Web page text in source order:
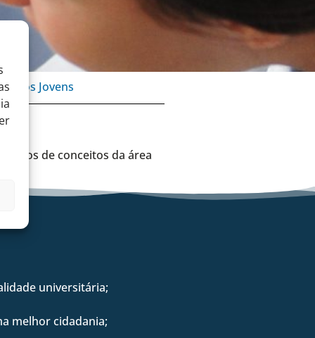
dos Jovens
de conceitos da área
universitária;
melhor cidadania;